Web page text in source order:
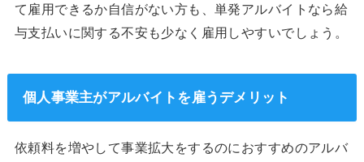
て雇用できるか自信がない方も、単発アルバイトなら給
与支払いに関する不安も少なく雇用しやすいでしょう。
個人事業主がアルバイトを雇うデメリット
依頼料を増やして事業拡大をするのにおすすめのアルバ